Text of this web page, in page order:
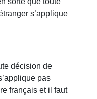
s’applique
décision de
pas
français et il faut